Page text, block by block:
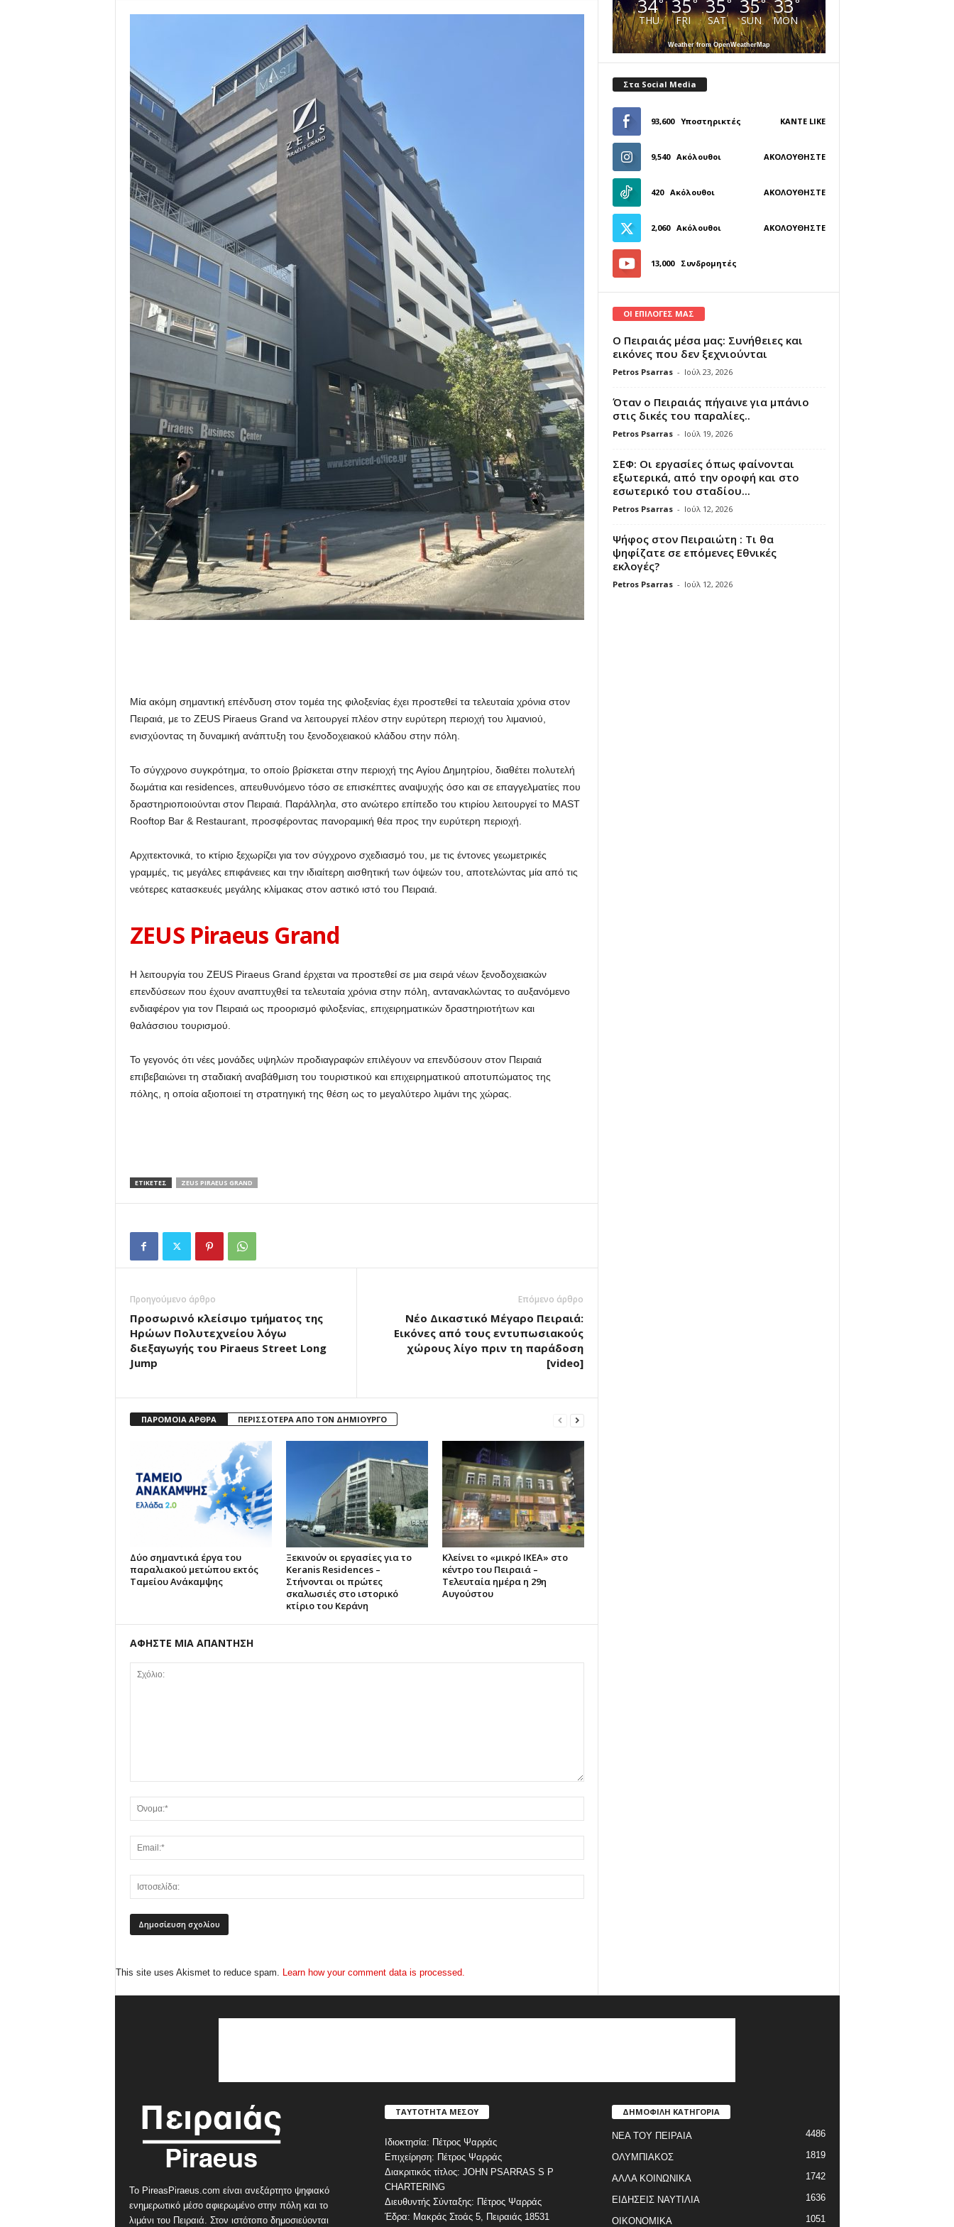
Μία ακόμη σημαντική επένδυση στον τομέα της φιλοξενίας έχει προστεθεί τα τελευταία χρόνια στον
Πειραιά, με το ZEUS Piraeus Grand να λειτουργεί πλέον στην ευρύτερη περιοχή του λιμανιού,
ενισχύοντας τη δυναμική ανάπτυξη του ξενοδοχειακού κλάδου στην πόλη.
Το σύγχρονο συγκρότημα, το οποίο βρίσκεται στην περιοχή της Αγίου Δημητρίου, διαθέτει πολυτελή
δωμάτια και residences, απευθυνόμενο τόσο σε επισκέπτες αναψυχής όσο και σε επαγγελματίες που
δραστηριοποιούνται στον Πειραιά. Παράλληλα, στο ανώτερο επίπεδο του κτιρίου λειτουργεί το MAST
Rooftop Bar & Restaurant, προσφέροντας πανοραμική θέα προς την ευρύτερη περιοχή.
Αρχιτεκτονικά, το κτίριο ξεχωρίζει για τον σύγχρονο σχεδιασμό του, με τις έντονες γεωμετρικές
γραμμές, τις μεγάλες επιφάνειες και την ιδιαίτερη αισθητική των όψεών του, αποτελώντας μία από τις
νεότερες κατασκευές μεγάλης κλίμακας στον αστικό ιστό του Πειραιά.
ZEUS Piraeus Grand
Η λειτουργία του ZEUS Piraeus Grand έρχεται να προστεθεί σε μια σειρά νέων ξενοδοχειακών
επενδύσεων που έχουν αναπτυχθεί τα τελευταία χρόνια στην πόλη, αντανακλώντας το αυξανόμενο
ενδιαφέρον για τον Πειραιά ως προορισμό φιλοξενίας, επιχειρηματικών δραστηριοτήτων και
θαλάσσιου τουρισμού.
Το γεγονός ότι νέες μονάδες υψηλών προδιαγραφών επιλέγουν να επενδύσουν στον Πειραιά
επιβεβαιώνει τη σταδιακή αναβάθμιση του τουριστικού και επιχειρηματικού αποτυπώματος της
πόλης, η οποία αξιοποιεί τη στρατηγική της θέση ως το μεγαλύτερο λιμάνι της χώρας.
ΕΤΙΚΕΤΕΣ ZEUS PIRAEUS GRAND
Προηγούμενο άρθρο
Προσωρινό κλείσιμο τμήματος της
Ηρώων Πολυτεχνείου λόγω
διεξαγωγής του Piraeus Street Long
Jump
Επόμενο άρθρο
Νέο Δικαστικό Μέγαρο Πειραιά:
Εικόνες από τους εντυπωσιακούς
χώρους λίγο πριν τη παράδοση
[video]
ΠΑΡΟΜΟΙΑ ΑΡΘΡΑ ΠΕΡΙΣΣΟΤΕΡΑ ΑΠΟ ΤΟΝ ΔΗΜΙΟΥΡΓΟ
Δύο σημαντικά έργα του
παραλιακού μετώπου εκτός
Ταμείου Ανάκαμψης
Ξεκινούν οι εργασίες για το
Keranis Residences –
Στήνονται οι πρώτες
σκαλωσιές στο ιστορικό
κτίριο του Κεράνη
Κλείνει το «μικρό IKEA» στο
κέντρο του Πειραιά –
Τελευταία ημέρα η 29η
Αυγούστου
ΑΦΗΣΤΕ ΜΙΑ ΑΠΑΝΤΗΣΗ
This site uses Akismet to reduce spam. Learn how your comment data is processed.
34°
THU
35°
FRI
35°
SAT
35°
SUN
33°
MON
Weather from OpenWeatherMap
Στα Social Media
93,600 Υποστηρικτές ΚΆΝΤΕ LIKE
9,540 Ακόλουθοι ΑΚΟΛΟΥΘΉΣΤΕ
420 Ακόλουθοι ΑΚΟΛΟΥΘΉΣΤΕ
2,060 Ακόλουθοι ΑΚΟΛΟΥΘΉΣΤΕ
13,000 Συνδρομητές
ΓΊΝΕΤΕ ΣΥΝΔΡΟΜΗΤΉΣ
ΟΙ ΕΠΙΛΟΓΕΣ ΜΑΣ
Ο Πειραιάς μέσα μας: Συνήθειες και
εικόνες που δεν ξεχνιούνται
Petros Psarras - Ιούλ 23, 2026
Όταν ο Πειραιάς πήγαινε για μπάνιο
στις δικές του παραλίες..
Petros Psarras - Ιούλ 19, 2026
ΣΕΦ: Οι εργασίες όπως φαίνονται
εξωτερικά, από την οροφή και στο
εσωτερικό του σταδίου...
Petros Psarras - Ιούλ 12, 2026
Ψήφος στον Πειραιώτη : Τι θα
ψηφίζατε σε επόμενες Εθνικές
εκλογές?
Petros Psarras - Ιούλ 12, 2026
Το PireasPiraeus.com είναι ανεξάρτητο ψηφιακό
ενημερωτικό μέσο αφιερωμένο στην πόλη και το
λιμάνι του Πειραιά. Στον ιστότοπο δημοσιεύονται
ΤΑΥΤΟΤΗΤΑ ΜΕΣΟΥ
Ιδιοκτησία: Πέτρος Ψαρράς
Επιχείρηση: Πέτρος Ψαρράς
Διακριτικός τίτλος: JOHN PSARRAS S P
CHARTERING
Διευθυντής Σύνταξης: Πέτρος Ψαρράς
Έδρα: Μακράς Στοάς 5, Πειραιάς 18531
ΔΗΜΟΦΙΛΗ ΚΑΤΗΓΟΡΙΑ
ΝΕΑ ΤΟΥ ΠΕΙΡΑΙΑ 4486
ΟΛΥΜΠΙΑΚΟΣ 1819
ΑΛΛΑ ΚΟΙΝΩΝΙΚΑ 1742
ΕΙΔΗΣΕΙΣ ΝΑΥΤΙΛΙΑ 1636
ΟΙΚΟΝΟΜΙΚΑ 1051